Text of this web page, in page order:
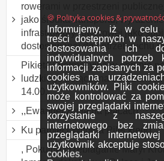
🍪 Polityka cookies &
Informujemy, iż w celu
treści dostępnych w
dostosowania ich
indywidualnych potrzeb
informacji zapisanych za
cookies na
użytkowników. Pliki
może kontrolować za
swojej przeglądarki
korzystanie z
internetowego bez
przeglądarki
użytkownik akceptuje
cookies.
rowerami w przestrzeni
jako środka transportu,
infrastruktury rowerowej jako
dostosowanej do potrzeb ruchu
Pikieta informacyjna w obronie
ludzkiego połączona z
14.00.
,,Ewangelizacja na placach”.
Ku pamięci Witolda Pileckiego.
, Pokutne przebłaganie Maryi